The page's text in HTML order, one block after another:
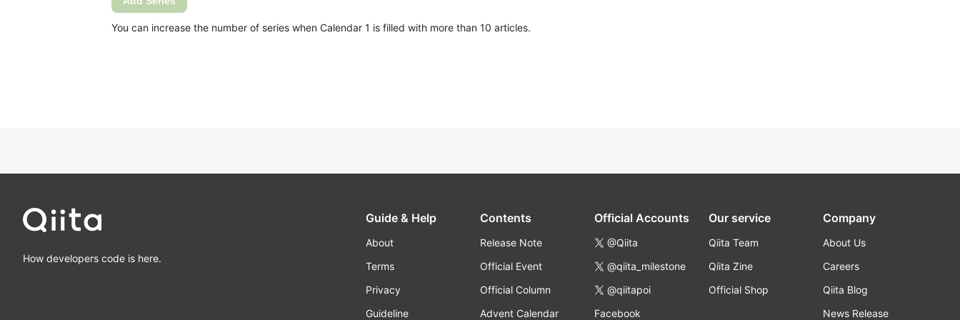
You can increase the number of series when Calendar 1 is filled with more than 10 articles.
How developers code is here.
Guide & Help
About
Terms
Privacy
Guideline
Contents
Release Note
Official Event
Official Column
Advent Calendar
Official Accounts
@Qiita
@qiita_milestone
@qiitapoi
Facebook
Our service
Qiita Team
Qiita Zine
Official Shop
Company
About Us
Careers
Qiita Blog
News Release